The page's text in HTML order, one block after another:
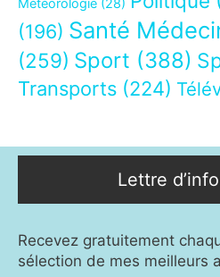
Météorologie (28)
(196) Santé
(259) Sport (388)
Transports (224)
Lettre
Recevez gratuitement
sélection de mes meilleurs